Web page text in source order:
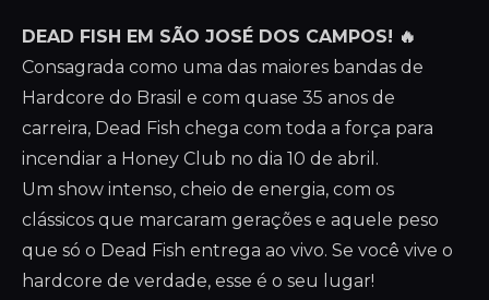
DEAD FISH EM SÃO JOSÉ DOS CAMPOS! 🔥
Consagrada como uma das maiores bandas de
Hardcore do Brasil e com quase 35 anos de
carreira, Dead Fish chega com toda a força para
incendiar a Honey Club no dia 10 de abril.
Um show intenso, cheio de energia, com os
clássicos que marcaram gerações e aquele peso
que só o Dead Fish entrega ao vivo. Se você vive o
hardcore de verdade, esse é o seu lugar!